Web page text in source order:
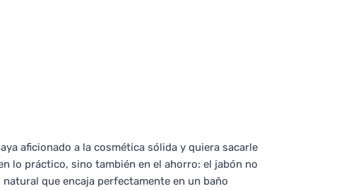
aficionado a la cosmética sólida y quiera sacarle
lo práctico, sino también en el ahorro: el jabón no
que encaja perfectamente en un baño